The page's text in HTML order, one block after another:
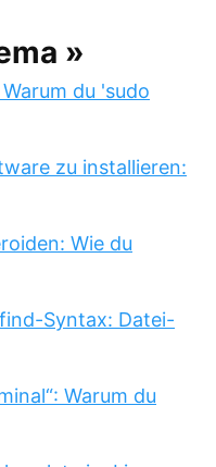
»
du 'sudo
zu installieren:
Wie du
Syntax: Datei-
Warum du